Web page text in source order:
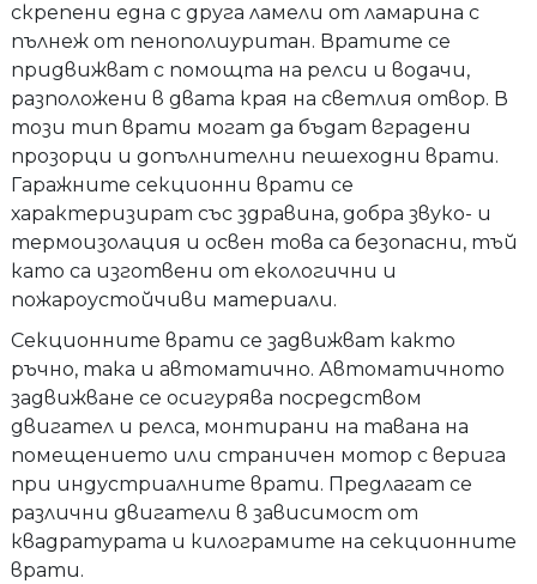
скрепени една с друга ламели от ламарина с
пълнеж от пенополиуритан. Вратите се
придвижват с помощта на релси и водачи,
разположени в двата края на светлия отвор. В
този тип врати могат да бъдат вградени
прозорци и допълнителни пешеходни врати.
Гаражните секционни врати се
характеризират със здравина, добра звуко- и
термоизолация и освен това са безопасни, тъй
като са изготвени от екологични и
пожароустойчиви материали.
Секционните врати се задвижват както
ръчно, така и автоматично. Автоматичното
задвижване се осигурява посредством
двигател и релса, монтирани на тавана на
помещението или страничен мотор с верига
при индустриалните врати. Предлагат се
различни двигатели в зависимост от
квадратурата и килограмите на секционните
врати.